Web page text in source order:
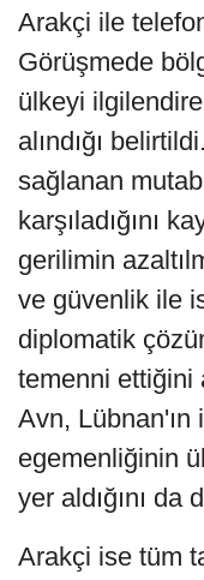
Arakçi ile
Görüşmede
ülkeyi
alındığı
sağlanan
karşıladığını
gerilimin
ve güvenlik ile
diplomatik
temenni ettiğini
Avn, Lübnan'ın
egemenliğinin
yer aldığını da
Arakçi ise tüm